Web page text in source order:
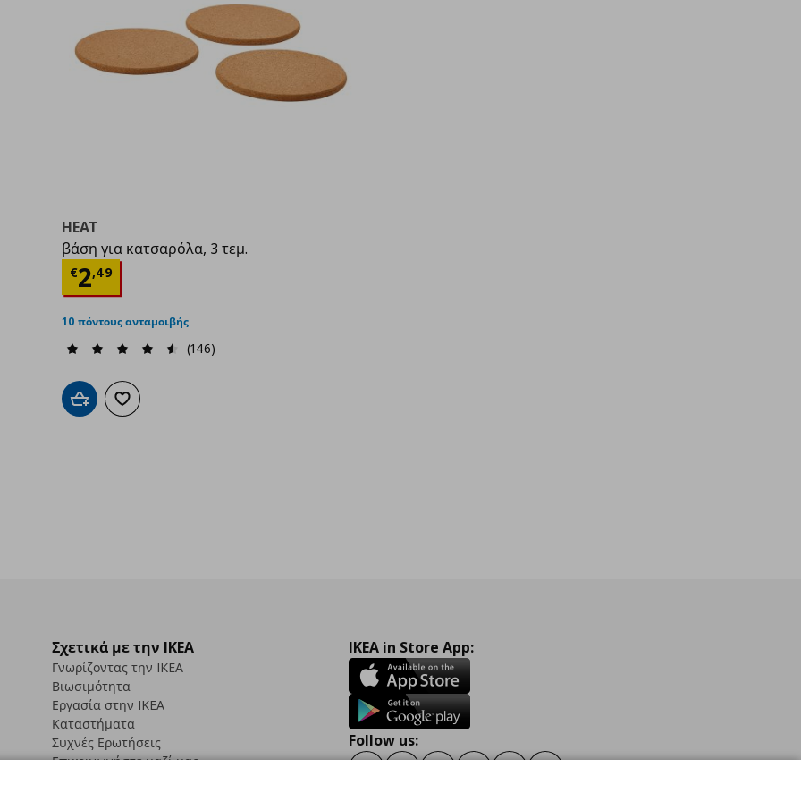
HEAT
βάση για κατσαρόλα, 3 τεμ.
€2,49
Τρέχουσα τιμή
10 πόντους ανταμοιβής
(146)
Προσθήκη στο καλάθι
Προσθήκη στα αγαπημένα
Σχετικά με την IKEA
Γνωρίζοντας την IKEA
Βιωσιμότητα
Εργασία στην IKEA
Καταστήματα
Συχνές Ερωτήσεις
Επικοινωνήστε μαζί μας
IKEA in Store App:
Follow us: